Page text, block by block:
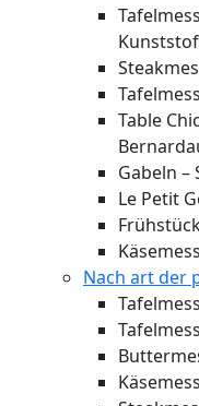
Table
Gabeln –
Le Petit
Nach art der